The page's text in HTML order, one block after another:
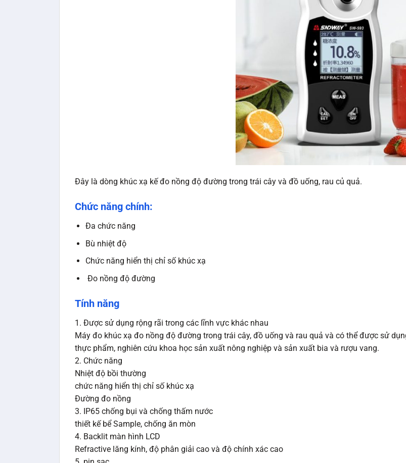
Đây là dòng khúc xạ kế đo nồng độ đường trong trái cây và đồ uống, rau củ quả.
Chức năng chính:
Đa chức năng
Bù nhiệt độ
Chức năng hiển thị chỉ số khúc xạ
Đo nồng độ đường
Tính năng
1. Được sử dụng rộng rãi trong các lĩnh vực khác nhau
Máy đo khúc xạ đo nồng độ đường trong trái cây, đồ uống và rau quả và có thể được sử
thực phẩm, nghiên cứu khoa học sản xuất nông nghiệp và sản xuất bia và rượu vang.
2. Chức năng
Nhiệt độ bồi thường
chức năng hiển thị chỉ số khúc xạ
Đường đo nồng
3. IP65 chống bụi và chống thấm nước
thiết kế bể Sample, chống ăn mòn
4. Backlit màn hình LCD
Refractive lăng kính, độ phân giải cao và độ chính xác cao